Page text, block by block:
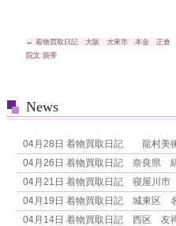
投
ー
シ
ョ
ン
← 着物買取日記 大阪 大東市 本金 正倉
院文 袋帯
News
04月28日 着物買取日記 龍村美
04月26日 着物買取日記 奈良県
04月21日 着物買取日記 寝屋川
04月19日 着物買取日記 城東区
04月14日 着物買取日記 西区 友